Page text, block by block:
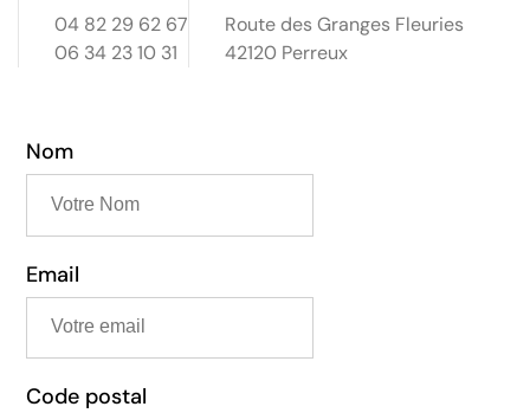
04 82 29 62 67
06 34 23 10 31
Route des Granges Fleuries
42120 Perreux
Nom
Email
Code postal